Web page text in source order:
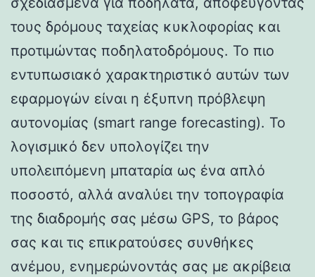
τους δρόμους ταχείας κυκλοφορίας και
προτιμώντας ποδηλατοδρόμους. Το πιο
εντυπωσιακό χαρακτηριστικό αυτών των
εφαρμογών είναι η έξυπνη πρόβλεψη
αυτονομίας (smart range forecasting). Το
λογισμικό δεν υπολογίζει την
υπολειπόμενη μπαταρία ως ένα απλό
ποσοστό, αλλά αναλύει την τοπογραφία
της διαδρομής σας μέσω GPS, το βάρος
σας και τις επικρατούσες συνθήκες
ανέμου, ενημερώνοντάς σας με ακρίβεια